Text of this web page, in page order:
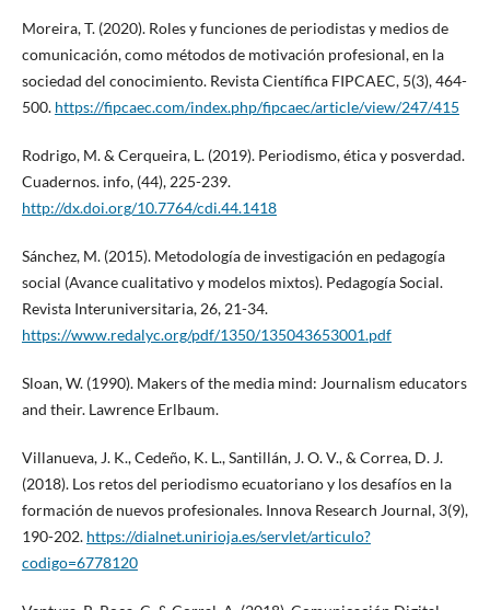
Moreira, T. (2020). Roles y funciones de periodistas y medios de
comunicación, como métodos de motivación profesional, en la
sociedad del conocimiento. Revista Científica FIPCAEC, 5(3), 464-
500. https://fipcaec.com/index.php/fipcaec/article/view/247/415
Rodrigo, M. & Cerqueira, L. (2019). Periodismo, ética y posverdad.
Cuadernos. info, (44), 225-239.
http://dx.doi.org/10.7764/cdi.44.1418
Sánchez, M. (2015). Metodología de investigación en pedagogía
social (Avance cualitativo y modelos mixtos). Pedagogía Social.
Revista Interuniversitaria, 26, 21-34.
https://www.redalyc.org/pdf/1350/135043653001.pdf
Sloan, W. (1990). Makers of the media mind: Journalism educators
and their. Lawrence Erlbaum.
Villanueva, J. K., Cedeño, K. L., Santillán, J. O. V., & Correa, D. J.
(2018). Los retos del periodismo ecuatoriano y los desafíos en la
formación de nuevos profesionales. Innova Research Journal, 3(9),
190-202. https://dialnet.unirioja.es/servlet/articulo?
codigo=6778120